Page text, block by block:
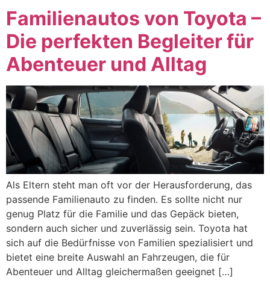
Familienautos von Toyota –
Die perfekten Begleiter für
Abenteuer und Alltag
Als Eltern steht man oft vor der Herausforderung, das
passende Familienauto zu finden. Es sollte nicht nur
genug Platz für die Familie und das Gepäck bieten,
sondern auch sicher und zuverlässig sein. Toyota hat
sich auf die Bedürfnisse von Familien spezialisiert und
bietet eine breite Auswahl an Fahrzeugen, die für
Abenteuer und Alltag gleichermaßen geeignet […]